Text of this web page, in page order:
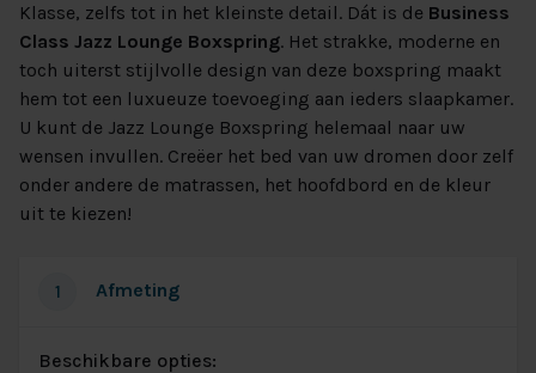
Klasse, zelfs tot in het kleinste detail. Dát is de Business
Class Jazz Lounge Boxspring. Het strakke, moderne en
toch uiterst stijlvolle design van deze boxspring maakt
hem tot een luxueuze toevoeging aan ieders slaapkamer.
U kunt de Jazz Lounge Boxspring helemaal naar uw
wensen invullen. Creëer het bed van uw dromen door zelf
onder andere de matrassen, het hoofdbord en de kleur
uit te kiezen!
1 Afmeting
Beschikbare opties: